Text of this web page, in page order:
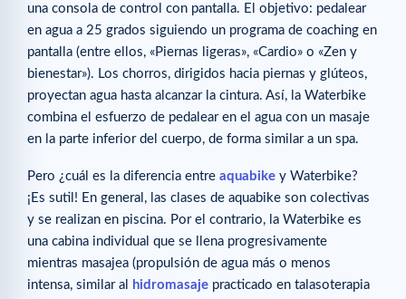
una consola de control con pantalla. El objetivo: pedalear
en agua a 25 grados siguiendo un programa de coaching en
pantalla (entre ellos, «Piernas ligeras», «Cardio» o «Zen y
bienestar»). Los chorros, dirigidos hacia piernas y glúteos,
proyectan agua hasta alcanzar la cintura. Así, la Waterbike
combina el esfuerzo de pedalear en el agua con un masaje
en la parte inferior del cuerpo, de forma similar a un spa.
Pero ¿cuál es la diferencia entre aquabike y Waterbike?
¡Es sutil! En general, las clases de aquabike son colectivas
y se realizan en piscina. Por el contrario, la Waterbike es
una cabina individual que se llena progresivamente
mientras masajea (propulsión de agua más o menos
intensa, similar al
hidromasaje practicado en talasoterapia